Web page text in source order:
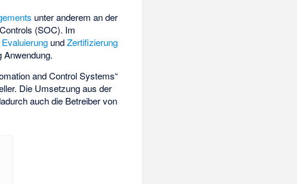
unter anderem an der
(SOC). Im
Evaluierung undZertifizierung
Anwendung.
and Control Systems“
Die Umsetzung aus der
auch die Betreiber von